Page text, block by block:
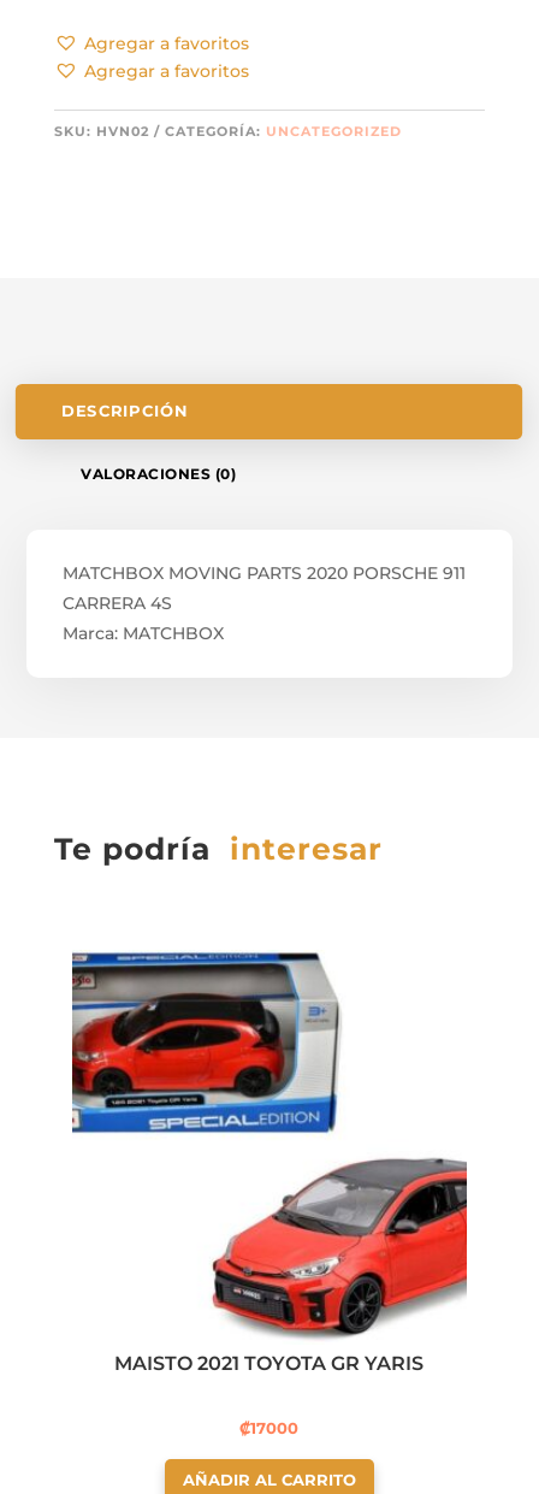
Agregar a favoritos
Agregar a favoritos
SKU: HVN02 CATEGORÍA: UNCATEGORIZED
DESCRIPCIÓN
VALORACIONES (0)
MATCHBOX MOVING PARTS 2020 PORSCHE 911
CARRERA 4S
Marca: MATCHBOX
Te podría interesar
MAISTO 2021 TOYOTA GR YARIS
₡17000
AÑADIR AL CARRITO